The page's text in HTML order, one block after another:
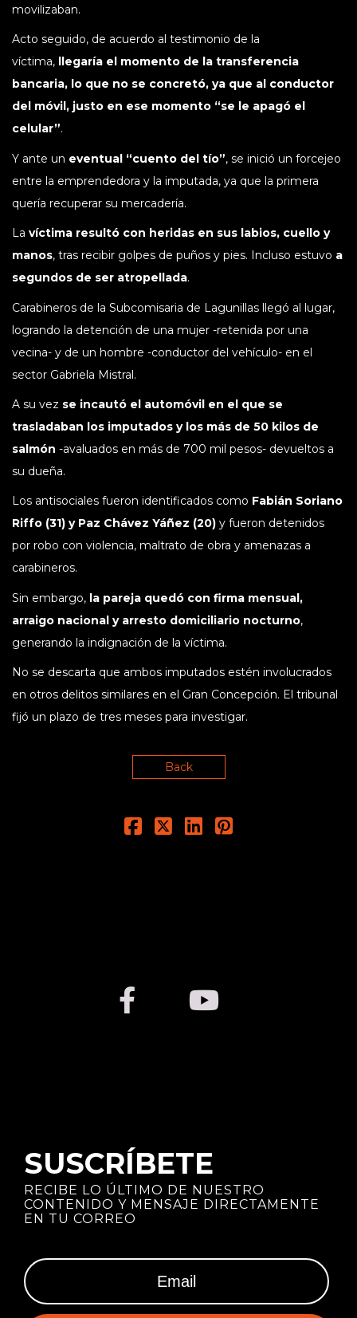
movilizaban.
Acto seguido, de acuerdo al testimonio de la
víctima,
llegaría el momento de la transferencia
bancaria, lo que no se concretó, ya que al conductor
del móvil, justo en ese momento “se le apagó el
celular”.
Y ante un eventual “cuento del tío”, se inició un forcejeo
entre la emprendedora y la imputada, ya que la primera
quería recuperar su mercadería.
La víctima resultó con heridas en sus labios, cuello y
manos, tras recibir golpes de puños y pies. Incluso estuvo a
segundos de ser atropellada.
Carabineros de la Subcomisaria de Lagunillas llegó al lugar,
logrando la detención de una mujer -retenida por una
vecina- y de un hombre -conductor del vehículo- en el
sector Gabriela Mistral.
A su vez se incautó el automóvil en el que se
trasladaban los imputados y los más de 50 kilos de
salmón -avaluados en más de 700 mil pesos- devueltos a
su dueña.
Los antisociales fueron identificados como Fabián Soriano
Riffo (31) y Paz Chávez Yáñez (20) y fueron detenidos
por robo con violencia, maltrato de obra y amenazas a
carabineros.
Sin embargo, la pareja quedó con firma mensual,
arraigo nacional y arresto domiciliario nocturno,
generando la indignación de la víctima.
No se descarta que ambos imputados estén involucrados
en otros delitos similares en el Gran Concepción. El tribunal
fijó un plazo de tres meses para investigar.
Back
SUSCRÍBETE
RECIBE LO ÚLTIMO DE NUESTRO
CONTENIDO Y MENSAJE DIRECTAMENTE
EN TU CORREO